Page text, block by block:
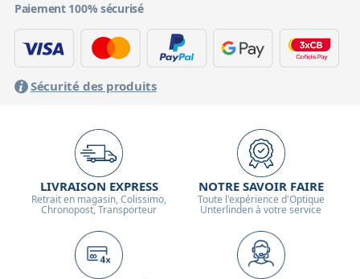
Paiement 100% sécurisé
Sécurité des produits
LIVRAISON EXPRESS
Retrait en magasin, Colissimo,
Chronopost, Transporteur
NOTRE SAVOIR FAIRE
Toute l'expérience d'Optique
Unterlinden à votre service